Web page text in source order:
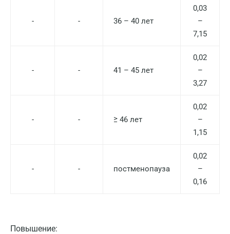
- - 36 – 40 лет
0,03
–
7,15
- - 41 – 45 лет
0,02
–
3,27
- - ≥ 46 лет
0,02
–
1,15
- - постменопауза
0,02
–
0,16
Повышение: